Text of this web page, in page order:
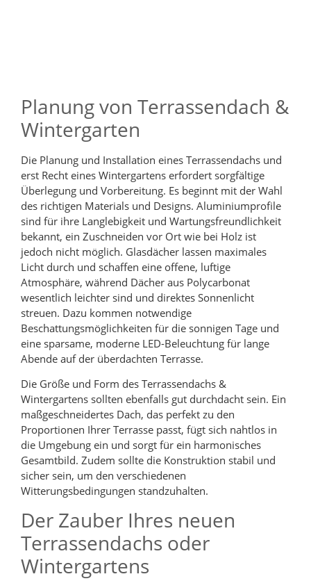
Planung von Terrassendach &
Wintergarten
Die Planung und Installation eines Terrassendachs und
erst Recht eines Wintergartens erfordert sorgfältige
Überlegung und Vorbereitung. Es beginnt mit der Wahl
des richtigen Materials und Designs. Aluminiumprofile
sind für ihre Langlebigkeit und Wartungsfreundlichkeit
bekannt, ein Zuschneiden vor Ort wie bei Holz ist
jedoch nicht möglich. Glasdächer lassen maximales
Licht durch und schaffen eine offene, luftige
Atmosphäre, während Dächer aus Polycarbonat
wesentlich leichter sind und direktes Sonnenlicht
streuen. Dazu kommen notwendige
Beschattungsmöglichkeiten für die sonnigen Tage und
eine sparsame, moderne LED-Beleuchtung für lange
Abende auf der überdachten Terrasse.
Die Größe und Form des Terrassendachs &
Wintergartens sollten ebenfalls gut durchdacht sein. Ein
maßgeschneidertes Dach, das perfekt zu den
Proportionen Ihrer Terrasse passt, fügt sich nahtlos in
die Umgebung ein und sorgt für ein harmonisches
Gesamtbild. Zudem sollte die Konstruktion stabil und
sicher sein, um den verschiedenen
Witterungsbedingungen standzuhalten.
Der Zauber Ihres neuen
Terrassendachs oder
Wintergartens